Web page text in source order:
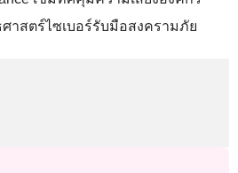
ศาสตร์ไซเบอร์รับมือสงครามภัย